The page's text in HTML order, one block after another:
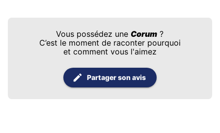
La Bubble a aussi une dimension culturelle, parce
qu’elle a été portée par l’esthétique des années 2000 :
excès, expérimentation, motifs, références pop,
cadrans narratifs, collaborations ou éditions à thème
selon les périodes.La collection fonctionne comme
Vous possédez une Corum ?
C’est le moment de raconter pourquoi
et comment vous l'aimez
Partager son avis